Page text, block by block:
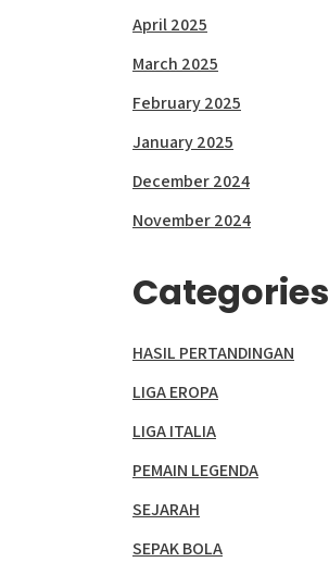
April 2025
March 2025
February 2025
January 2025
December 2024
November 2024
Categories
HASIL PERTANDINGAN
LIGA EROPA
LIGA ITALIA
PEMAIN LEGENDA
SEJARAH
SEPAK BOLA